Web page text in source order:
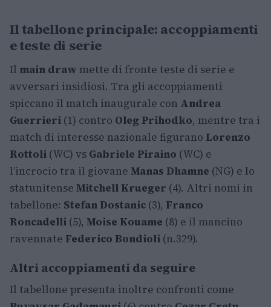
Il tabellone principale: accoppiamenti
e teste di serie
Il main draw mette di fronte teste di serie e
avversari insidiosi. Tra gli accoppiamenti
spiccano il match inaugurale con Andrea
Guerrieri (1) contro Oleg Prihodko, mentre tra i
match di interesse nazionale figurano Lorenzo
Rottoli (WC) vs Gabriele Piraino (WC) e
l’incrocio tra il giovane Manas Dhamne (NG) e lo
statunitense Mitchell Krueger (4). Altri nomi in
tabellone: Stefan Dostanic (3), Franco
Roncadelli (5), Moise Kouame (8) e il mancino
ravennate Federico Bondioli (n.329).
Altri accoppiamenti da seguire
Il tabellone presenta inoltre confronti come